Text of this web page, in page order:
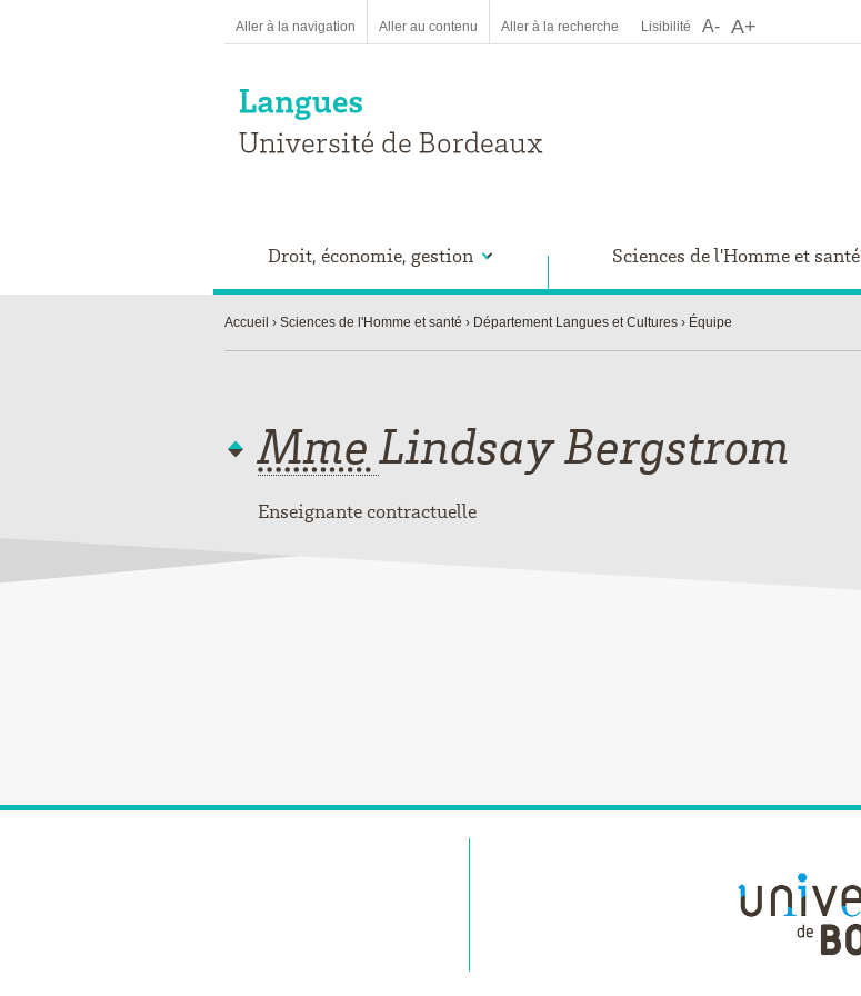
Aller à la navigation Aller au contenu Aller à la recherche Lisibilité A- A+
Droit, économie, gestion Sciences de l'Homme et santé
Accueil Sciences de l'Homme et santé Département Langues et Cultures Équipe
Mme LindsayBergstrom
Enseignante contractuelle